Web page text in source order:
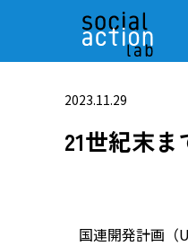
2023.11.29
21世紀末
国連開発計画（